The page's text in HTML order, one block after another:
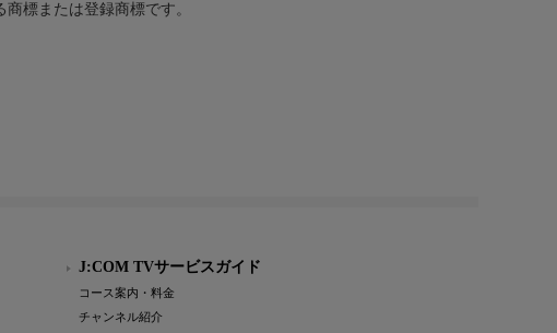
標または登録商標です。
J:COM TVサービスガイド
コース案内・料金
チャンネル紹介